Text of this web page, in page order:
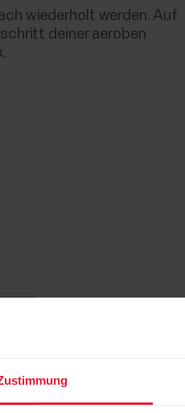
wiederholt werden. Auf
deiner aeroben